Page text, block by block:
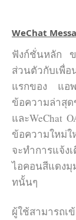
ระยะเวลาใน
ต้องของเอก
เปิดในเวลานั้
ระยะเวลาอ
การใช้เอเจ
เท็นเซ็นต์จะท
นี้สั้นลง)
สนใจเปิ
WeChat
ฟังก์ชั่นหลัก ข
ส่วนตัวกับเพื่อ
แรกของ แอ
ข้อความล่า
และWeChat
ข้อความใหม่ใ
จะทำการแจ้ง
ไอคอนสีแดง
ทนั้นๆ
ผู้ใช้สามารถเ